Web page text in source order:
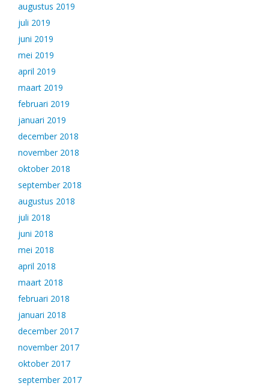
augustus 2019
juli 2019
juni 2019
mei 2019
april 2019
maart 2019
februari 2019
januari 2019
december 2018
november 2018
oktober 2018
september 2018
augustus 2018
juli 2018
juni 2018
mei 2018
april 2018
maart 2018
februari 2018
januari 2018
december 2017
november 2017
oktober 2017
september 2017